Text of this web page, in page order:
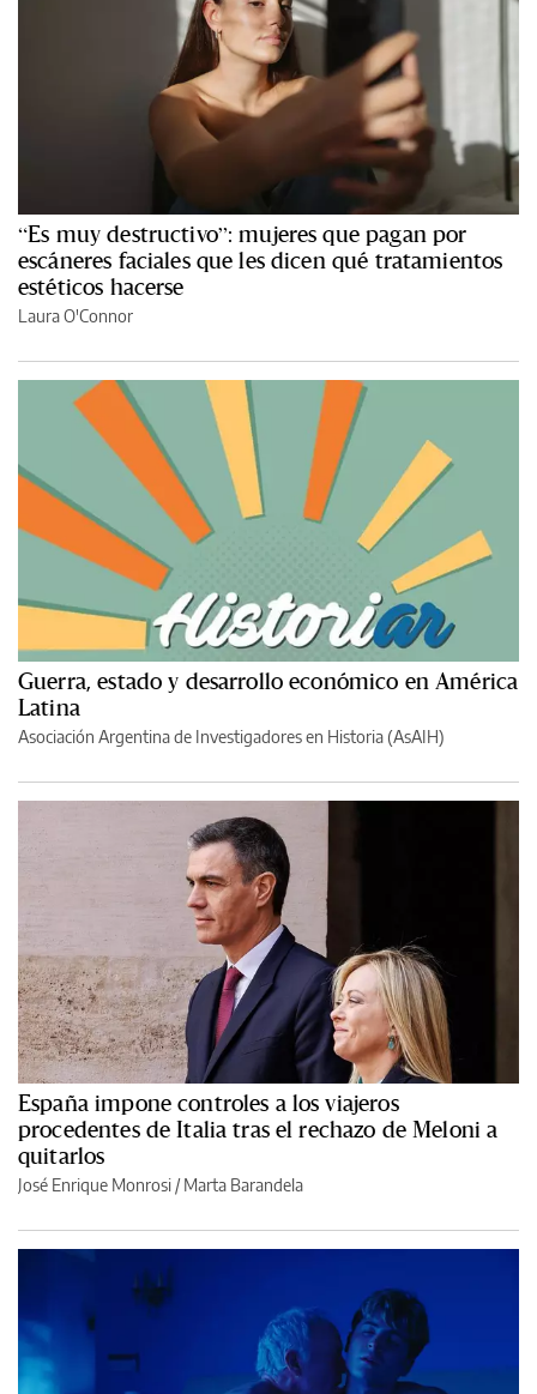
“Es muy destructivo”: mujeres que pagan por
escáneres faciales que les dicen qué tratamientos
estéticos hacerse
Laura O'Connor
Guerra, estado y desarrollo económico en América
Latina
Asociación Argentina de Investigadores en Historia (AsAIH)
España impone controles a los viajeros
procedentes de Italia tras el rechazo de Meloni a
quitarlos
José Enrique Monrosi / Marta Barandela